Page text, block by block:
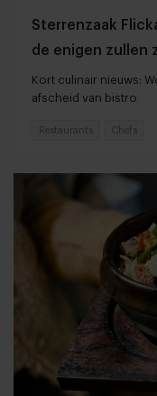
Sterrenzaak
de enigen zullen
Kort culinair nieuws:
afscheid van bistro
Restaurants Chefs